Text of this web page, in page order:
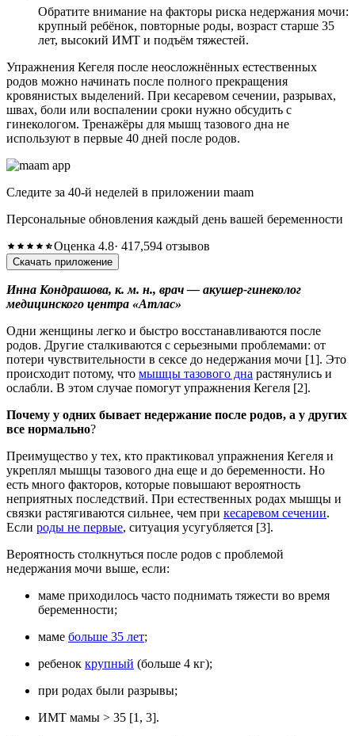
Обратите внимание на факторы риска недержания мочи:
крупный ребёнок, повторные роды, возраст старше 35
лет, высокий ИМТ и подъём тяжестей.
Упражнения Кегеля после неосложнённых естественных
родов можно начинать после полного прекращения
кровянистых выделений. При кесаревом сечении, разрывах,
швах, боли или воспалении сроки нужно обсудить с
гинекологом. Тренажёры для мышц тазового дна не
используют в первые 40 дней после родов.
Следите за 40-й неделей в приложении maam
Персональные обновления каждый день вашей беременности
Оценка 4.8· 417,594 отзывов
Скачать приложение
Инна Кондрашова, к. м. н., врач — акушер-гинеколог
медицинского центра «Атлас»
Одни женщины легко и быстро восстанавливаются после
родов. Другие сталкиваются с серьезными проблемами: от
потери чувствительности в сексе до недержания мочи [1]. Это
происходит потому, что мышцы тазового дна растянулись и
ослабли. В этом случае помогут упражнения Кегеля [2].
Почему у одних бывает недержание после родов, а у других
все нормально?
Преимущество у тех, кто практиковал упражнения Кегеля и
укреплял мышцы тазового дна еще и до беременности. Но
есть много факторов, которые повышают вероятность
неприятных последствий. При естественных родах мышцы и
связки растягиваются сильнее, чем при кесаревом сечении.
Если роды не первые, ситуация усугубляется [3].
Вероятность столкнуться после родов с проблемой
недержания мочи выше, если:
маме приходилось часто поднимать тяжести во время
беременности;
маме больше 35 лет;
ребенок крупный (больше 4 кг);
при родах были разрывы;
ИМТ мамы > 35 [1, 3].